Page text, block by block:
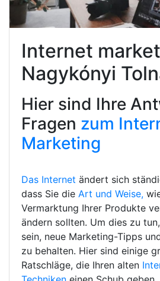
Internet
Nagykónyi
Hier sind Ihre
Fragen zum
Marketing
Das Internet ändert sich
dass Sie die Art und Weise,
Vermarktung Ihrer Produkte
ändern sollten. Um dies zu
sein, neue Marketing-Tipps
zu behalten. Hier sind einige
Ratschläge, die Ihren alten